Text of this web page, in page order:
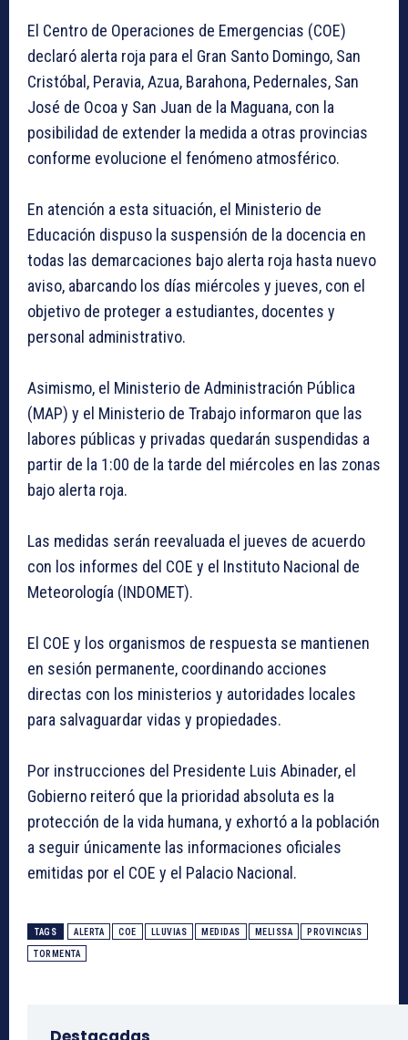
El Centro de Operaciones de Emergencias (COE)
declaró alerta roja para el Gran Santo Domingo, San
Cristóbal, Peravia, Azua, Barahona, Pedernales, San
José de Ocoa y San Juan de la Maguana, con la
posibilidad de extender la medida a otras provincias
conforme evolucione el fenómeno atmosférico.
En atención a esta situación, el Ministerio de
Educación dispuso la suspensión de la docencia en
todas las demarcaciones bajo alerta roja hasta nuevo
aviso, abarcando los días miércoles y jueves, con el
objetivo de proteger a estudiantes, docentes y
personal administrativo.
Asimismo, el Ministerio de Administración Pública
(MAP) y el Ministerio de Trabajo informaron que las
labores públicas y privadas quedarán suspendidas a
partir de la 1:00 de la tarde del miércoles en las zonas
bajo alerta roja.
Las medidas serán reevaluada el jueves de acuerdo
con los informes del COE y el Instituto Nacional de
Meteorología (INDOMET).
El COE y los organismos de respuesta se mantienen
en sesión permanente, coordinando acciones
directas con los ministerios y autoridades locales
para salvaguardar vidas y propiedades.
Por instrucciones del Presidente Luis Abinader, el
Gobierno reiteró que la prioridad absoluta es la
protección de la vida humana, y exhortó a la población
a seguir únicamente las informaciones oficiales
emitidas por el COE y el Palacio Nacional.
TAGS ALERTA COE LLUVIAS MEDIDAS MELISSA PROVINCIAS
TORMENTA